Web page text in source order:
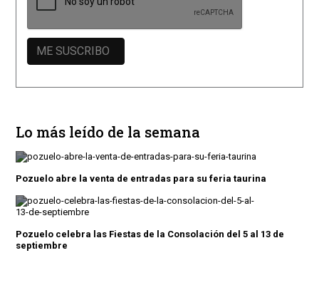
Lo más leído de la semana
Pozuelo abre la venta de entradas para su feria taurina
Pozuelo celebra las Fiestas de la Consolación del 5 al 13 de
septiembre